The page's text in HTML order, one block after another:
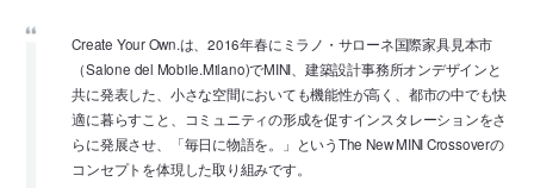
Create Your Own.は、2016年春にミラノ・サローネ国際家具見本市
（Salone del Mobile.Milano)でMINI、建築設計事務所オンデザインと
共に発表した、小さな空間においても機能性が高く、都市の中でも快
適に暮らすこと、コミュニティの形成を促すインスタレーションをさ
らに発展させ、「毎日に物語を。」というThe New MINI Crossoverの
コンセプトを体現した取り組みです。